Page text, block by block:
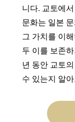
니다. 교토에
문화는 일본
그 가치를 이
두 이를 보존
년 동안 교토
수 있는지 알